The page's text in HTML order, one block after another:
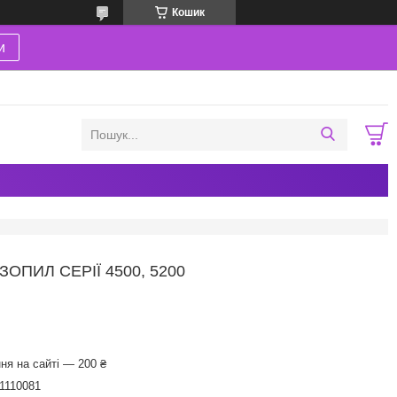
Кошик
СЕРІЇ 4500, 5200
на сайті — 200 ₴
1110081